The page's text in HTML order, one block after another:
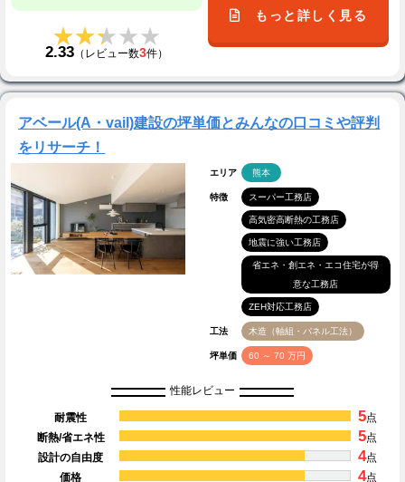
★★★★★
★★★★★
2.33 （レビュー数3件）
もっと詳しく見る
アベール(A・vail)建設の坪単価とみんなの口コミや評判
をリサーチ！
エリア 熊本
特徴 スーパー工務店
高気密高断熱の工務店
地震に強い工務店
省エネ・創エネ・エコ住宅が得
意な工務店
ZEH対応工務店
工法 木造（軸組・パネル工法）
坪単価 60 ～ 70 万円
性能レビュー
耐震性 5点
断熱/省エネ性
5点
設計の自由度
4点
価格
4点